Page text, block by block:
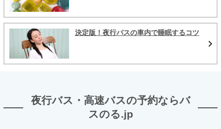
決定版！夜行バスの車内で睡眠するコツ
夜行バス・高速バスの予約ならバ
スのる.jp